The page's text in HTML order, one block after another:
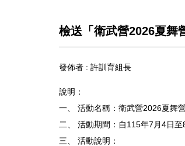
檢送「衛武營2026夏舞
發佈者 : 許訓育組長
說明：
一、 活動名稱：衛武營2026夏舞
二、 活動期間：自115年7月4日至
三、 活動說明：